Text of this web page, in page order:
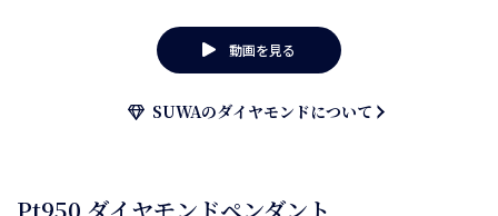
動画を見る
SUWAのダイヤモンドについて